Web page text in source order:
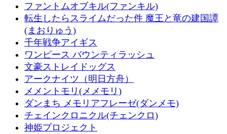
ファントムオブキル(ファンキル)
転生したらスライムだった件 魔王と竜の建国譚
(まおりゅう)
千年戦争アイギス
ワンピース バウンティラッシュ
文豪ストレイドッグス
アークナイツ（明日方舟）
メメントモリ(メメモリ)
ダンまち メモリアフレーゼ(ダンメモ)
チェインクロニクル(チェンクロ)
神姫プロジェクト